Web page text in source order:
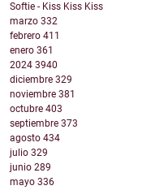
Softie - Kiss Kiss Kiss
marzo 332
febrero 411
enero 361
2024 3940
diciembre 329
noviembre 381
octubre 403
septiembre 373
agosto 434
julio 329
junio 289
mayo 336